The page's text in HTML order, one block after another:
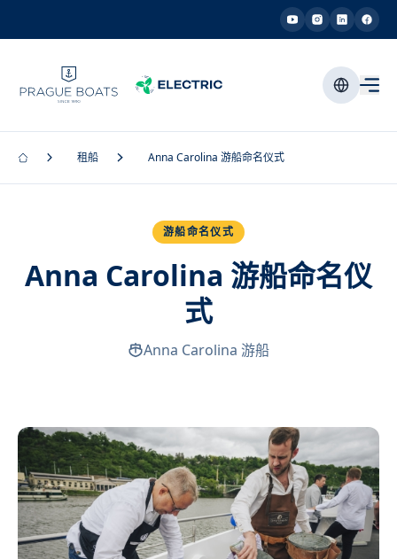
租船 Anna Carolina 游船命名仪式
游船命名仪式
Anna Carolina 游船命名仪
式
Anna Carolina 游船